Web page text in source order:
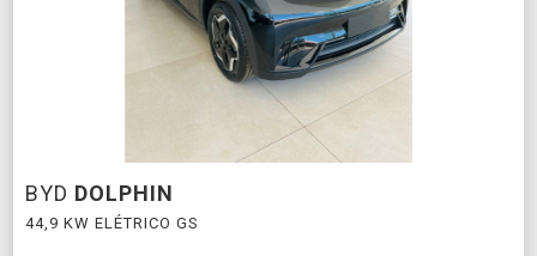
BYD DOLPHIN
44,9 KW ELÉTRICO GS